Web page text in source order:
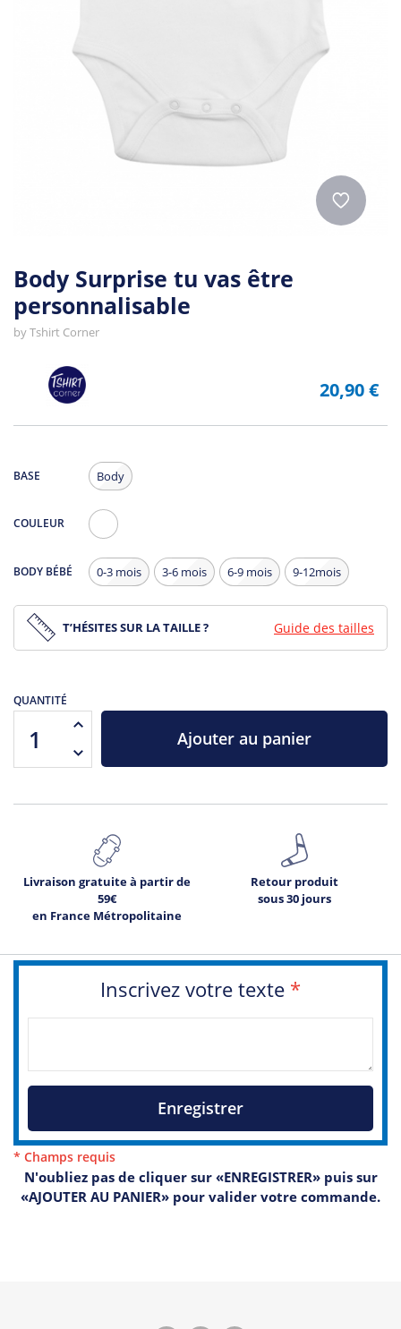
Body Surprise tu vas être
personnalisable
byTshirt Corner
20,90 €
BASE Body
COULEUR
BODY BÉBÉ 0-3 mois 3-6 mois 6-9 mois 9-12mois
T’HÉSITES SUR LA TAILLE ? Guide des tailles
QUANTITÉ
Ajouter au panier
Livraison gratuite à partir de
59€
en France Métropolitaine
Retour produit
sous 30 jours
Inscrivez votre texte *
Enregistrer
* Champs requis
N'oubliez pas de cliquer sur «ENREGISTRER» puis sur
«AJOUTER AU PANIER» pour valider votre commande.